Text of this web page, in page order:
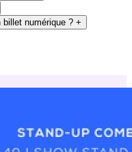
numérique ? +